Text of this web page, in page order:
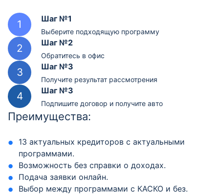
Шаг №1
Выберите подходящую программу
Шаг №2
Обратитесь в офис
Шаг №3
Получите результат рассмотрения
Шаг №3
Подпишите договор и получите авто
Преимущества:
13 актуальных кредиторов с актуальными
программами.
Возможность без справки о доходах.
Подача заявки онлайн.
Выбор между программами с КАСКО и без.